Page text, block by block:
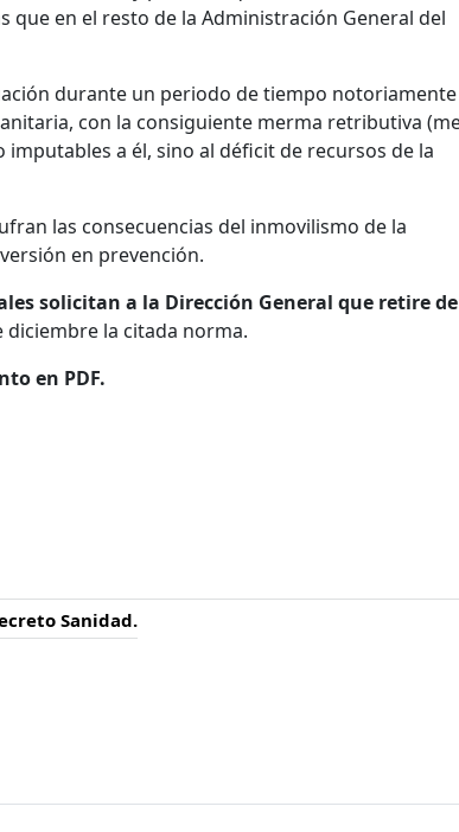
en el resto de la Administración General del
durante un periodo de tiempo notoriamente
con la consiguiente merma retributiva
a él, sino al déficit de recursos de la
las consecuencias del inmovilismo de la
en prevención.
solicitan a la Dirección General que retire
diciembre la citada norma.
en PDF.
Sanidad.